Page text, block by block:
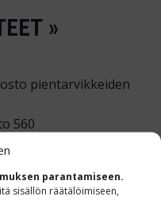
parantamiseen.
sisällön räätälöimiseen,
»
560
tuote